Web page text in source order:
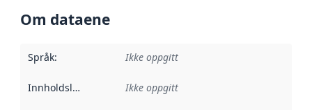
Om dataene
Språk: Ikke oppgitt
Innholdsleverandører :
Ikke oppgitt